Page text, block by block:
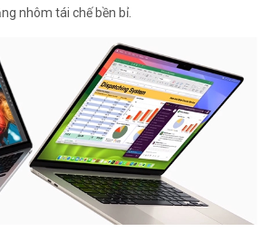
nhôm tái chế bền bỉ.